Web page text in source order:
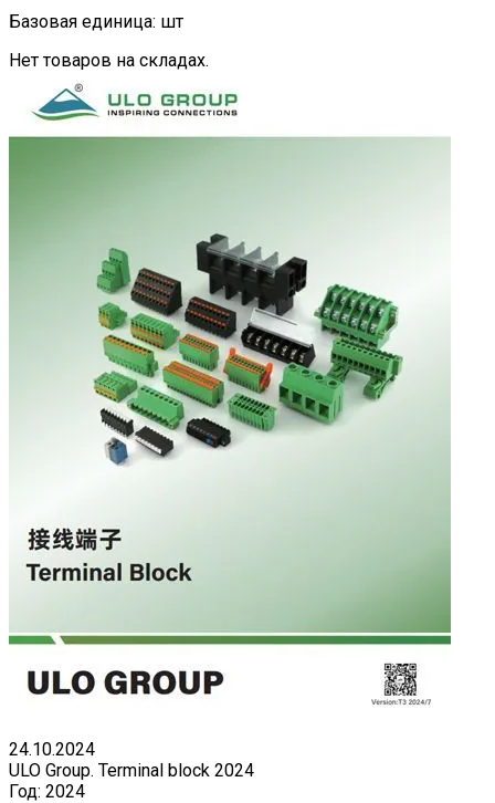
Базовая единица: шт
Нет товаров на складах.
24.10.2024
ULO Group. Terminal block 2024
Год: 2024